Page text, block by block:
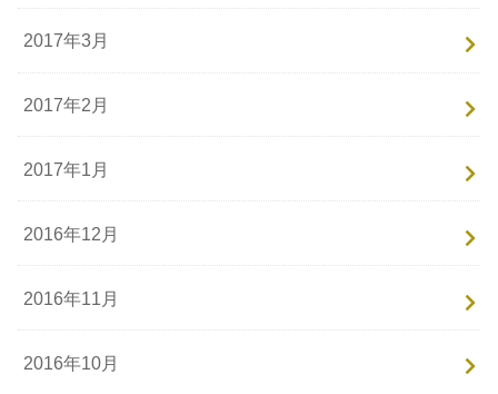
2017年3月
2017年2月
2017年1月
2016年12月
2016年11月
2016年10月